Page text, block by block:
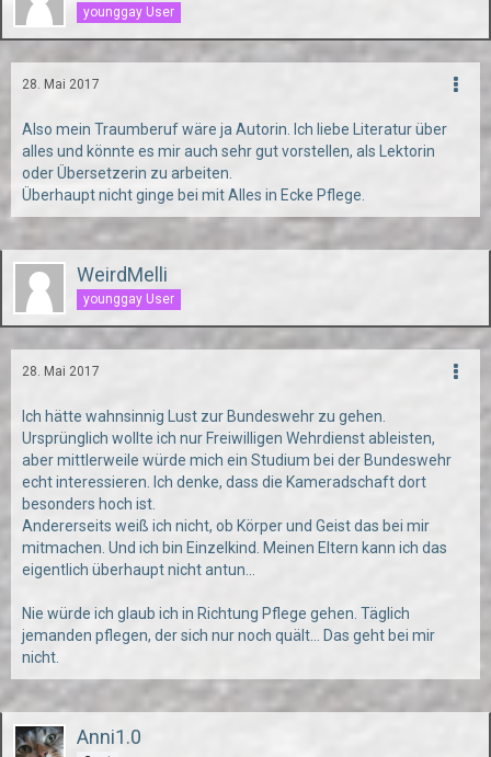
younggay User
28. Mai 2017
Also mein Traumberuf wäre ja Autorin. Ich liebe Literatur über
alles und könnte es mir auch sehr gut vorstellen, als Lektorin
oder Übersetzerin zu arbeiten.
Überhaupt nicht ginge bei mit Alles in Ecke Pflege.
WeirdMelli
younggay User
28. Mai 2017
Ich hätte wahnsinnig Lust zur Bundeswehr zu gehen.
Ursprünglich wollte ich nur Freiwilligen Wehrdienst ableisten,
aber mittlerweile würde mich ein Studium bei der Bundeswehr
echt interessieren. Ich denke, dass die Kameradschaft dort
besonders hoch ist.
Andererseits weiß ich nicht, ob Körper und Geist das bei mir
mitmachen. Und ich bin Einzelkind. Meinen Eltern kann ich das
eigentlich überhaupt nicht antun...
Nie würde ich glaub ich in Richtung Pflege gehen. Täglich
jemanden pflegen, der sich nur noch quält... Das geht bei mir
nicht.
Anni1.0